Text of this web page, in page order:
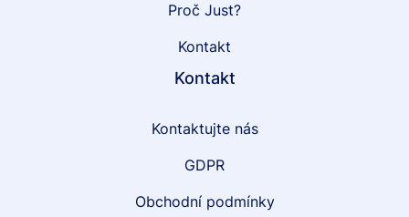
Proč Just?
Kontakt
Kontakt
Kontaktujte nás
GDPR
Obchodní podmínky